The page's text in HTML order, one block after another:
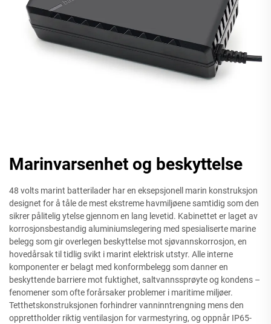
Marinvarsenhet og beskyttelse
48 volts marint batterilader har en eksepsjonell marin konstruksjon
designet for å tåle de mest ekstreme havmiljøene samtidig som den
sikrer pålitelig ytelse gjennom en lang levetid. Kabinettet er laget av
korrosjonsbestandig aluminiumslegering med spesialiserte marine
belegg som gir overlegen beskyttelse mot sjøvannskorrosjon, en
hovedårsak til tidlig svikt i marint elektrisk utstyr. Alle interne
komponenter er belagt med konformbelegg som danner en
beskyttende barriere mot fuktighet, saltvannssprøyte og kondens –
fenomener som ofte forårsaker problemer i maritime miljøer.
Tetthetskonstruksjonen forhindrer vanninntrengning mens den
opprettholder riktig ventilasjon for varmestyring, og oppnår IP65-